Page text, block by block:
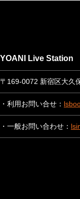
YOANI Live Station
〒169-0072 新宿区大
・利用お問い合せ：
・一般お問い合わせ：